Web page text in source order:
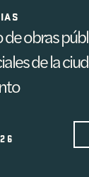
obras
de la